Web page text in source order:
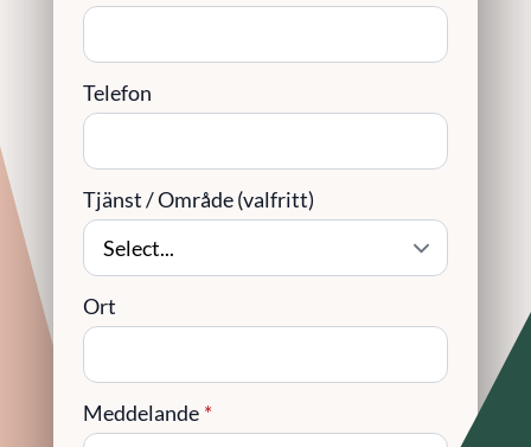
Telefon
Tjänst / Område (valfritt)
Ort
Meddelande *